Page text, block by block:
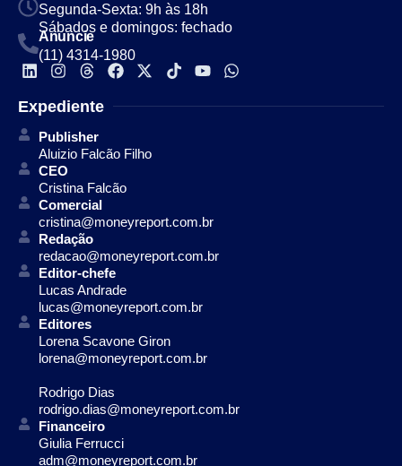
Segunda-Sexta: 9h às 18h
Sábados e domingos: fechado
Anuncie
(11) 4314-1980
Expediente
Publisher
Aluizio Falcão Filho
CEO
Cristina Falcão
Comercial
cristina@moneyreport.com.br
Redação
redacao@moneyreport.com.br
Editor-chefe
Lucas Andrade
lucas@moneyreport.com.br
Editores
Lorena Scavone Giron
lorena@moneyreport.com.br
Rodrigo Dias
rodrigo.dias@moneyreport.com.br
Financeiro
Giulia Ferrucci
adm@moneyreport.com.br